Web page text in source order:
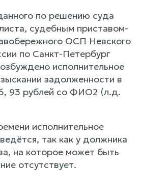
по решению суда
судебным приставом-
ОСП Невского
по Санкт-Петербург
исполнительное
задолженности в
93 рублей со ФИО2 (л.д.
исполнительное
так как у должника
на которое может быть
отсутствует.